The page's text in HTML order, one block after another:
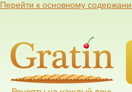
Перейти к основному